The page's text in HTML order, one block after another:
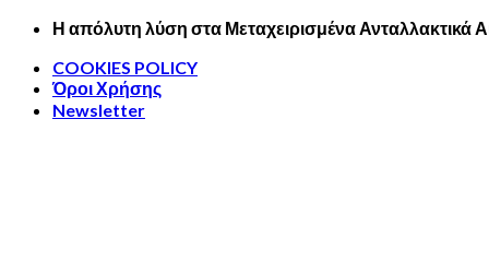
Skip
content
Η απόλυτη λύση στα Μεταχειρισμένα Ανταλλακτικά
COOKIES POLICY
Όροι Χρήσης
Newsletter